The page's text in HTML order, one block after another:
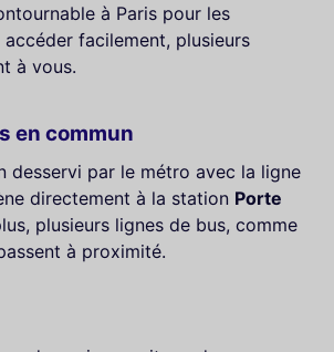
à Paris pour les
facilement, plusieurs
à vous.
en commun
desservi par le métro avec la ligne
directement à la station Porte
plusieurs lignes de bus, comme
à proximité.